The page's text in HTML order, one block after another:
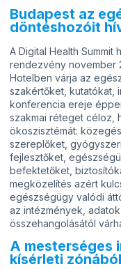
Budapest az
döntéshozóit
A Digital Health Summit
rendezvény november
Hotelben várja az
szakértőket, kutatókat,
konferencia ereje
szakmai réteget céloz,
ökoszisztémát:
szereplőket,
fejlesztőket,
befektetőket,
megközelítés azért
egészségügy valódi
az intézmények,
összehangolásától
A mesterséges
kísérleti zónából